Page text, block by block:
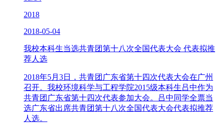
2018
2018-05-04
我校本科生当选共青团第十八次全国代表大会 代表拟推
荐人选
2018年5月3日，共青团广东省第十四次代表大会在广州
召开。我校环境科学与工程学院2015级本科生吕中作为
共青团广东省第十四次代表参加大会。吕中同学全票当
选广东省出席共青团第十八次全国代表大会代表拟推荐
人选。